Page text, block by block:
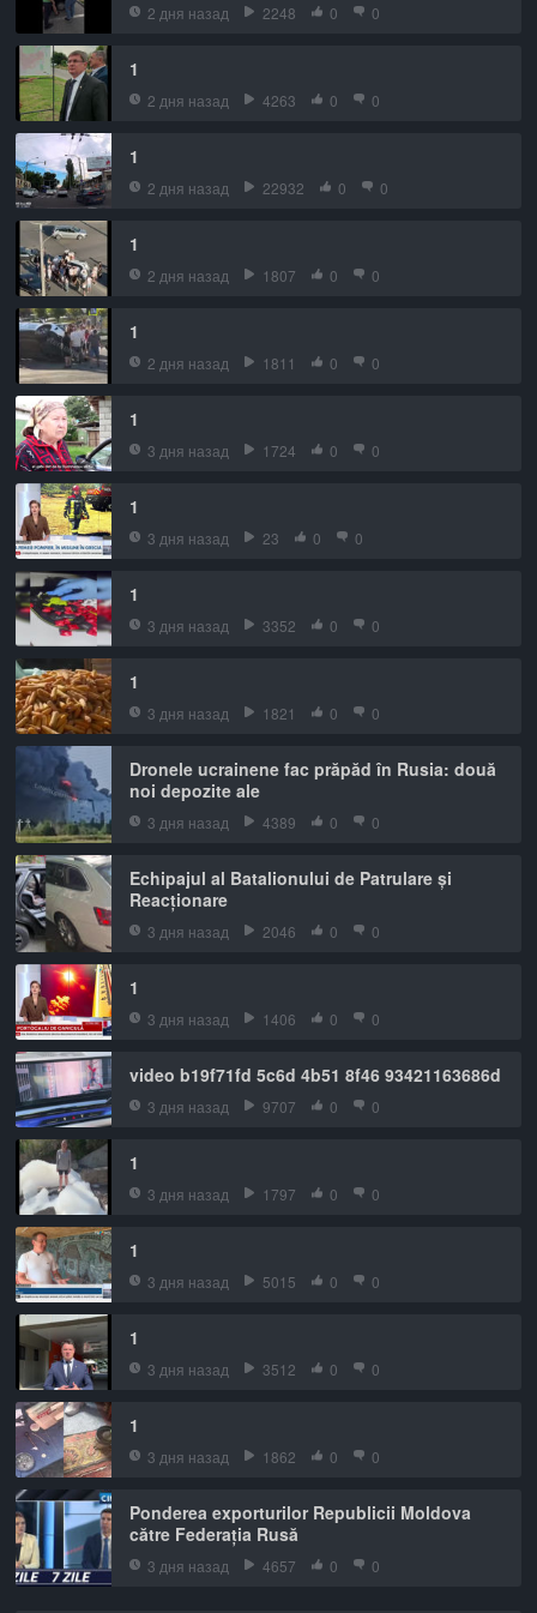
2 дня назад 2248 0 0
1
2 дня назад 4263 0 0
1
2 дня назад 22932 0 0
1
2 дня назад 1807 0 0
1
2 дня назад 1811 0 0
1
3 дня назад 1724 0 0
1
3 дня назад 23 0 0
1
3 дня назад 3352 0 0
1
3 дня назад 1821 0 0
Dronele ucrainene fac prăpăd în Rusia: două
noi depozite ale
3 дня назад 4389 0 0
Echipajul al Batalionului de Patrulare și
Reacționare
3 дня назад 2046 0 0
1
3 дня назад 1406 0 0
video b19f71fd 5c6d 4b51 8f46 93421163686d
3 дня назад 9707 0 0
1
3 дня назад 1797 0 0
1
3 дня назад 5015 0 0
1
3 дня назад 3512 0 0
1
3 дня назад 1862 0 0
Ponderea exporturilor Republicii Moldova
către Federația Rusă
3 дня назад 4657 0 0